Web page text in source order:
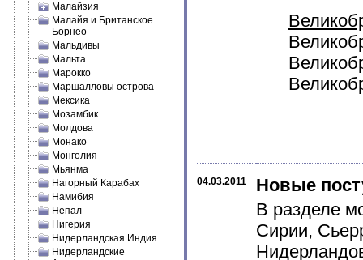
Малайзия
Малайя и Британское
Борнео
Мальдивы
Мальта
Марокко
Маршалловы острова
Мексика
Мозамбик
Молдова
Монако
Монголия
Мьянма
Нагорный Карабах
Намибия
Непал
Нигерия
Нидерландская Индия
Нидерландские
04.03.2011
Новые
В разделе
Сирии,